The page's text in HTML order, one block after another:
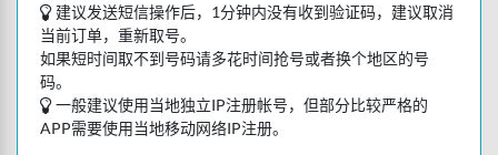
建议发送短信操作后，1分钟内没有收到验证码，建议取消
当前订单，重新取号。
如果短时间取不到号码请多花时间抢号或者换个地区的号
码。
一般建议使用当地独立IP注册帐号，但部分比较严格的
APP需要使用当地移动网络IP注册。